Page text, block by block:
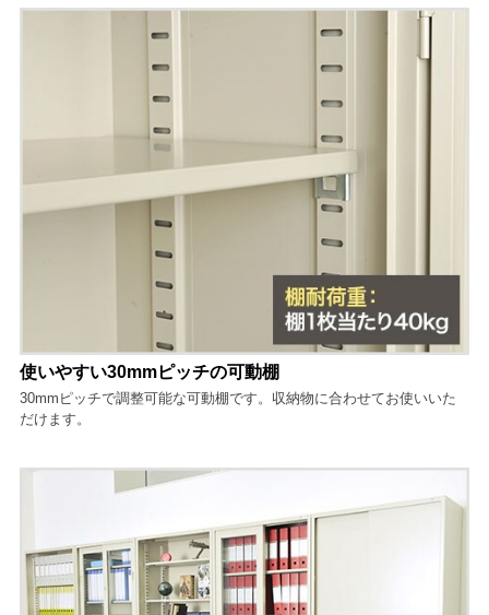
使いやすい30mmピッチの可動棚
30mmピッチで調整可能な可動棚です。収納物に合わせてお使いいた
だけます。